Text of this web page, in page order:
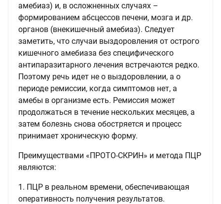
амебиаз) и, в осложненных случаях –
формированием абсцессов печени, мозга и др.
органов (внекишечный амебиаз). Следует
заметить, что случаи выздоровления от острого
кишечного амебиаза без специфического
антипаразитарного лечения встречаются редко.
Поэтому речь идет не о выздоровлении, а о
периоде ремиссии, когда симптомов нет, а
амебы в организме есть. Ремиссия может
продолжаться в течение нескольких месяцев, а
затем болезнь снова обостряется и процесс
принимает хроническую форму.
Преимуществами «ПРОТО-СКРИН» и метода ПЦР
являются:
1. ПЦР в реальном времени, обеспечивающая
оперативность получения результатов.